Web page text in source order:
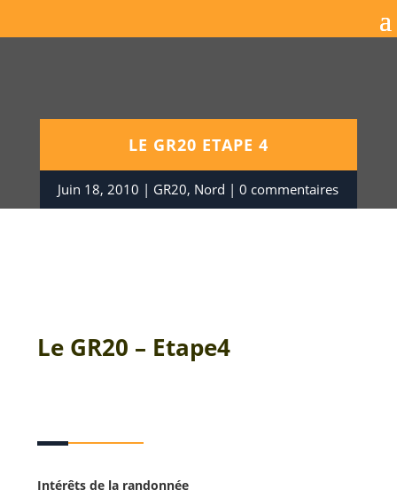
LE GR20 ETAPE 4
Juin 18, 2010 GR20, Nord 0 commentaires
Le GR20 – Etape4
Intérêts de la randonnée